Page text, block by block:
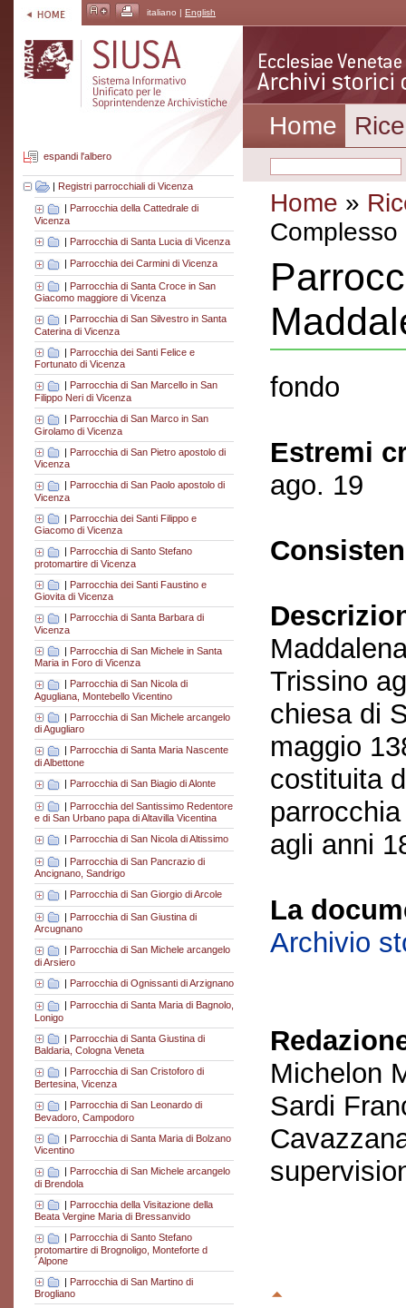
italiano | English
espandi l'albero
| Registri parrocchiali di Vicenza
| Parrocchia della Cattedrale di
Vicenza
| Parrocchia di Santa Lucia di Vicenza
Parrocchia dei Carmini di Vicenza
| Parrocchia di Santa Croce in San
Giacomo maggiore di Vicenza
Parrocchia di San Silvestro in Santa
Caterina di Vicenza
| Parrocchia dei Santi Felice e
Fortunato di Vicenza
Parrocchia di San Marcello in San
Filippo Neri di Vicenza
| Parrocchia di San Marco in San
Girolamo di Vicenza
| Parrocchia di San Pietro apostolo di
Vicenza
| Parrocchia di San Paolo apostolo di
Vicenza
| Parrocchia dei Santi Filippo e
Giacomo di Vicenza
| Parrocchia di Santo Stefano
protomartire di Vicenza
| Parrocchia dei Santi Faustino e
Giovita di Vicenza
Parrocchia di Santa Barbara di
Vicenza
| Parrocchia di San Michele in Santa
Maria in Foro di Vicenza
Parrocchia di San Nicola di
Agugliana, Montebello Vicentino
| Parrocchia di San Michele arcangelo
di Agugliaro
Parrocchia di Santa Maria Nascente
di Albettone
| Parrocchia di San Biagio di Alonte
| Parrocchia del Santissimo Redentore
e di San Urbano papa di Altavilla Vicentina
| Parrocchia di San Nicola di Altissimo
| Parrocchia di San Pancrazio di
Ancignano, Sandrigo
| Parrocchia di San Giorgio di Arcole
| Parrocchia di San Giustina di
Arcugnano
Parrocchia di San Michele arcangelo
di Arsiero
| Parrocchia di Ognissanti di Arzignano
Parrocchia di Santa Maria di Bagnolo,
Lonigo
| Parrocchia di Santa Giustina di
Baldaria, Cologna Veneta
Parrocchia di San Cristoforo di
Bertesina, Vicenza
| Parrocchia di San Leonardo di
Bevadoro, Campodoro
| Parrocchia di Santa Maria di Bolzano
Vicentino
| Parrocchia di San Michele arcangelo
di Brendola
| Parrocchia della Visitazione della
Beata Vergine Maria di Bressanvido
| Parrocchia di Santo Stefano
protomartire di Brognoligo, Monteforte d
´Alpone
| Parrocchia di San Martino di
Brogliano
Home
Home »
fondo
Estremi
ago. 19
Trissino
chiesa di
maggio
costituita
agli anni
La
Archivio
Michelon
Sardi